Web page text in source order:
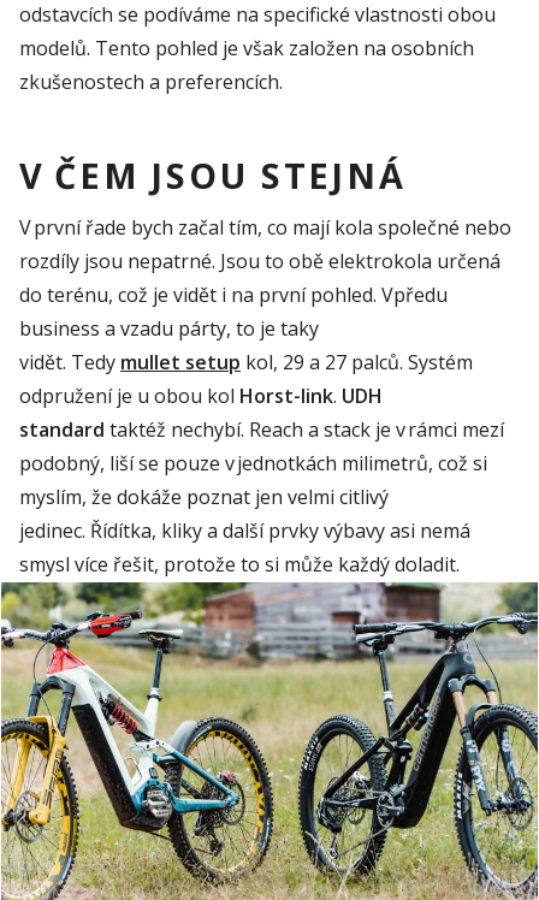
odstavcích se podíváme na specifické vlastnosti obou
modelů. Tento pohled je však založen na osobních
zkušenostech a preferencích.
V ČEM JSOU STEJNÁ
V první řade bych začal tím, co mají kola společné nebo
rozdíly jsou nepatrné. Jsou to obě elektrokola určená
do terénu, což je vidět i na první pohled. Vpředu
business a vzadu párty, to je taky
vidět. Tedy mullet setup kol, 29 a 27 palců. Systém
odpružení je u obou kol Horst-link. UDH
standard taktéž nechybí. Reach a stack je v rámci mezí
podobný, lišíse pouze v jednotkách milimetrů, což si
myslím, že dokáže poznat jen velmi citlivý
jedinec. Řídítka, kliky a další prvky výbavy asi nemá
smysl více řešit, protože to si může každý doladit.